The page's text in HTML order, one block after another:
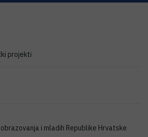
projekti
i mladih Republike Hrvatske